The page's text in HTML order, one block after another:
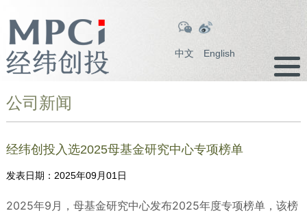
中文 English
公司新闻
经纬创投入选2025母基金研究中心专项榜单
发表日期： 2025年09月01日
2025年9月，母基金研究中心发布2025年度专项榜单，该榜